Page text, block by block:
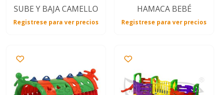
SUBE Y BAJA CAMELLO
Registrese para ver precios
HAMACA BEBÉ
Registrese para ver precios